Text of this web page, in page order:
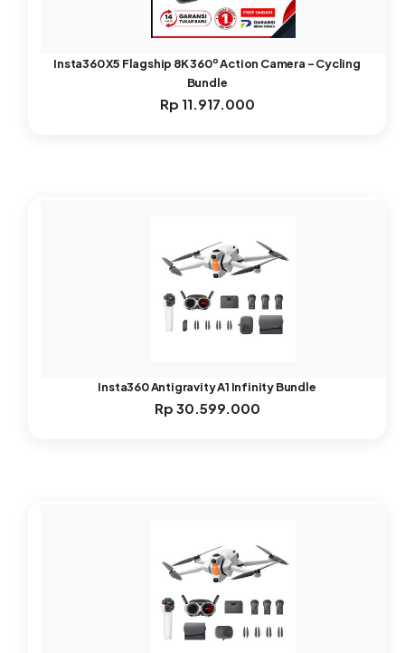
Insta360 X5 Flagship 8K 360º Action Camera – Cycling
Bundle
Rp 11.917.000
Insta360 Antigravity A1 Infinity Bundle
Rp 30.599.000